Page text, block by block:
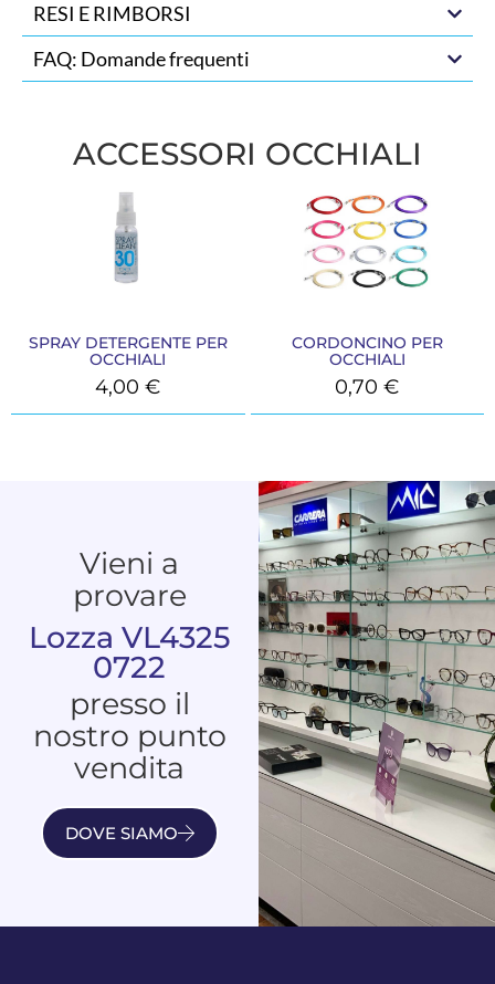
RESI E RIMBORSI
FAQ: Domande frequenti
ACCESSORI OCCHIALI
SPRAY DETERGENTE PER
OCCHIALI
4,00€
CORDONCINO PER
OCCHIALI
0,70€
Vieni a
provare
Lozza VL4325
0722
presso il
nostro punto
vendita
DOVE SIAMO